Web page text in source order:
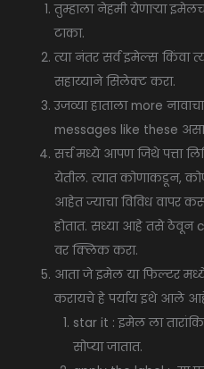
तुम्हाला नेहमी येणाऱ्या
टाका.
त्या नंतर सर्व इमेल्स किंवा
सहाय्याने सिलेक्ट करा.
उजव्या हाताला more
messages like these
सर्च मध्ये आपण जिथे पत्ता
येतील. त्यात कोणाकडून,
आहेत ज्याचा विविध वापर
होतात. सध्या आहे तसे ठेवून
वर क्लिक करा.
आता जे इमेल या फिल्टर
करायचे हे पर्याय इथे आले
star it : इमेल ला
सोप्या जातात.